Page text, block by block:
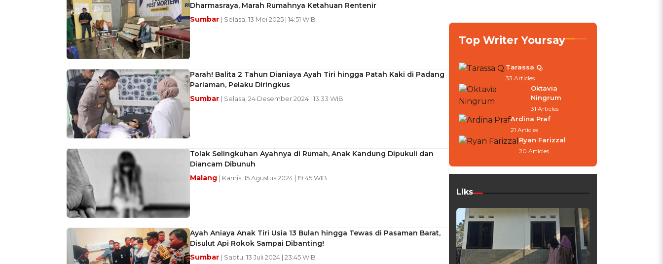
Dharmasraya, Marah Rumahnya Ketahuan Rentenir
Sumbar | Selasa, 13 Mei 2025 | 14:51 WIB
Parah! Balita 2 Tahun Dianiaya Ayah Tiri hingga Patah Kaki di Padang
Pariaman, Pelaku Diringkus
Sumbar | Selasa, 24 Desember 2024 | 13:33 WIB
Tolak Selingkuhan Ayahnya di Rumah, Anak Kandung Dipukuli dan
Diancam Dibunuh
Malang | Kamis, 15 Agustus 2024 | 19:45 WIB
Ayah Aniaya Anak Tiri Usia 13 Bulan hingga Tewas di Pasaman Barat,
Disulut Api Rokok Sampai Dibanting!
Sumbar | Sabtu, 13 Juli 2024 | 23:45 WIB
Top Writer Yoursay
Tarassa Q.
33 Articles
Oktavia
Ningrum
31 Articles
Ardina Praf
21 Articles
Ryan Farizzal
20 Articles
Liks